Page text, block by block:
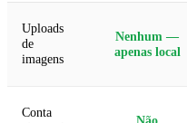
Uploads
de
imagens
Nenhum —
apenas local
Conta
Não